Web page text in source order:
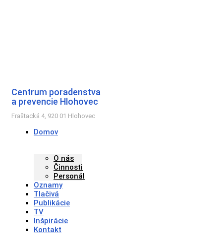
Centrum poradenstva
a prevencie Hlohovec
Fraštacká 4, 920 01 Hlohovec
Domov
O nás
Činnosti
Personál
Oznamy
Tlačivá
Publikácie
TV
Inšpirácie
Kontakt